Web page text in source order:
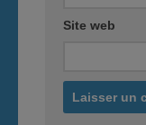
Site web